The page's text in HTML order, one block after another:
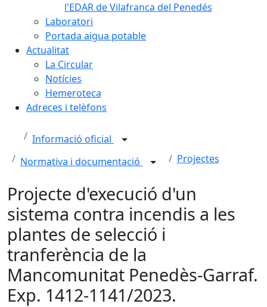
l'EDAR de Vilafranca del Penedés
Laboratori
Portada aigua potable
Actualitat
La Circular
Notícies
Hemeroteca
Adreces i telèfons
Informació oficial
Normativa i documentació
Projectes
Projecte d'execució d'un
sistema contra incendis a les
plantes de selecció i
tranferència de la
Mancomunitat Penedès-Garraf.
Exp. 1412-1141/2023.